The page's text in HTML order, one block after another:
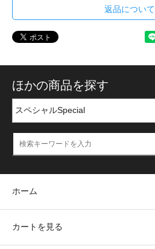
返品について
ほかの商品を探す
ホーム
カートを見る